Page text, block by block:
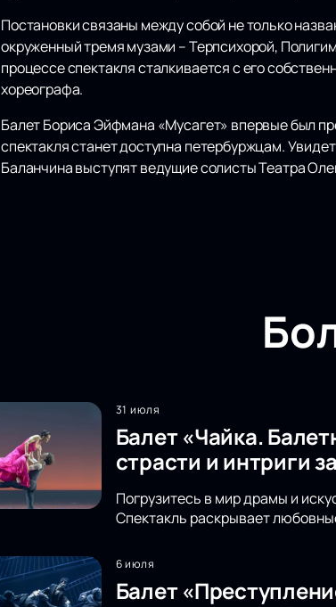
Постановки связаны между собой не только
окруженный тремя музами – Терпсихорой,
процессе спектакля сталкивается с его
хореографа.
Балет Бориса Эйфмана «Мусагет» впервые был
спектакля станет доступна петербуржцам.
Баланчина выступят ведущие солисты Театра
31 июля
Балет «Чайка.
страсти и интриги
Погрузитесь в мир драмы и
Спектакль раскрывает
6 июля
Балет